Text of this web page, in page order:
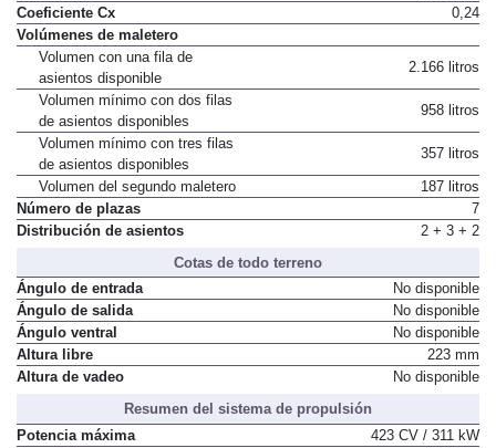
Coeficiente Cx
0,24
Volúmenes de maletero
Volumen con una fila de
asientos disponible
2.166 litros
Volumen mínimo con dos filas
de asientos disponibles
958 litros
Volumen mínimo con tres filas
de asientos disponibles
357 litros
Volumen del segundo maletero
187 litros
Número de plazas
7
Distribución de asientos
2 + 3 + 2
Cotas de todo terreno
Ángulo de entrada
No disponible
Ángulo de salida
No disponible
Ángulo ventral
No disponible
Altura libre
223 mm
Altura de vadeo
No disponible
Resumen del sistema de propulsión
Potencia máxima
423 CV / 311 kW